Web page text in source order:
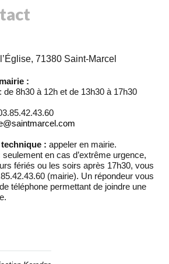
71380 Saint-Marcel
:
de 8h30 à 12h et de 13h30 à 17h30
: appeler en mairie.
seulement en cas d’extrême urgence,
fériés ou les soirs après 17h30, vous
(mairie). Un répondeur vous
téléphone permettant de joindre une